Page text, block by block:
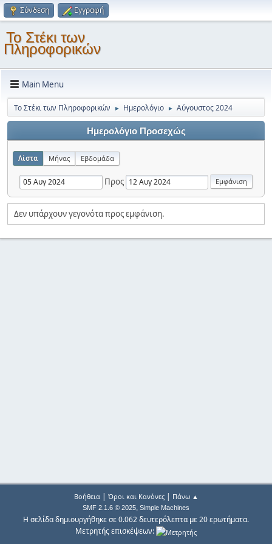
Σύνδεση Εγγραφή
Το Στέκι των
Πληροφορικών
Main Menu
Το Στέκι των Πληροφορικών ► Ημερολόγιο ► Αύγουστος 2024
Ημερολόγιο Προσεχώς
Λίστα Μήνας Εβδομάδα
Προς
Δεν υπάρχουν γεγονότα προς εμφάνιση.
Βοήθεια| Όροι και Κανόνες| Πάνω ▲
SMF 2.1.6 © 2025, Simple Machines
Η σελίδα δημιουργήθηκε σε 0.062 δευτερόλεπτα με 20 ερωτήματα.
Μετρητής επισκέψεων: